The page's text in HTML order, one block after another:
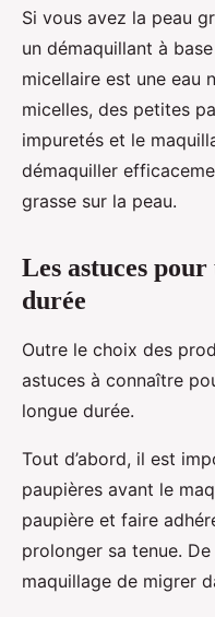
Si vous avez la peau
un démaquillant à base
micellaire est une eau
micelles, des petites
impuretés et le
démaquiller
grasse sur la peau.
Les astuces
durée
Outre le choix des
astuces à connaître
longue durée.
Tout d’abord, il est
paupières avant le
paupière et faire
prolonger sa tenue.
maquillage de migrer